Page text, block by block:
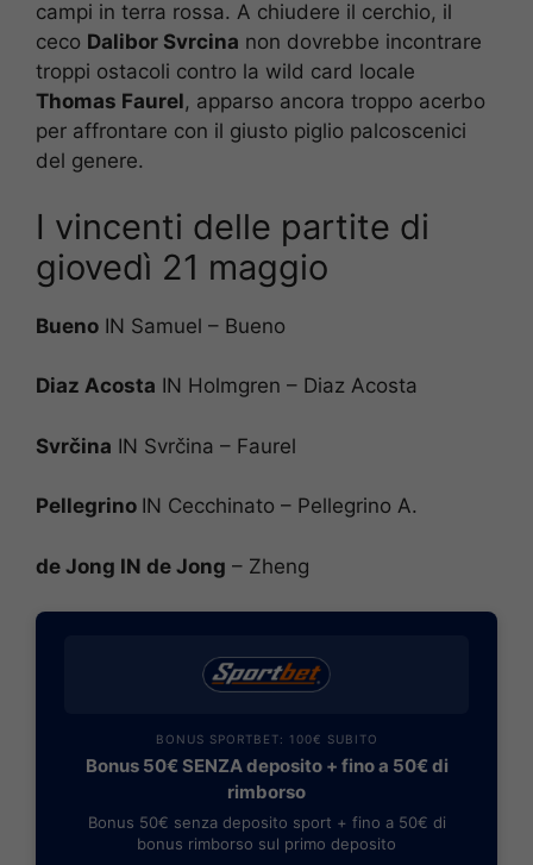
campi in terra rossa. A chiudere il cerchio, il
ceco Dalibor Svrcina non dovrebbe incontrare
troppi ostacoli contro la wild card locale
Thomas Faurel, apparso ancora troppo acerbo
per affrontare con il giusto piglio palcoscenici
del genere.
I vincenti delle partite di
giovedì 21 maggio
Bueno IN Samuel – Bueno
Diaz Acosta IN Holmgren – Diaz Acosta
Svrčina IN Svrčina – Faurel
Pellegrino IN Cecchinato – Pellegrino A.
de Jong IN de Jong – Zheng
BONUS SPORTBET: 100€ SUBITO
Bonus 50€ SENZA deposito + fino a 50€ di
rimborso
Bonus 50€ senza deposito sport + fino a 50€ di
bonus rimborso sul primo deposito